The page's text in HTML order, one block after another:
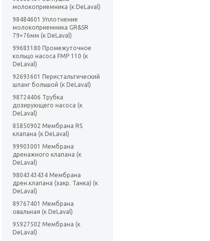
молокоприемника (к DeLaval)
98484601 Уплотнение
молокоприемника GR&SR
79×76мм (к DeLaval)
99683180 Промежуточное
кольцо насоса FMP 110 (к
DeLaval)
92693601 Перистальтический
шланг большой (к DeLaval)
98724406 Трубка
дозирующего насоса (к
DeLaval)
85850902 Мембрана RS
клапана (к DeLaval)
99903001 Мембрана
дренажного клапана (к
DeLaval)
9804343434 Мембрана
дрен.клапана (закр. Танка) (к
DeLaval)
89767401 Мембрана
овальная (к DeLaval)
95927502 Мембрана (к
DeLaval)